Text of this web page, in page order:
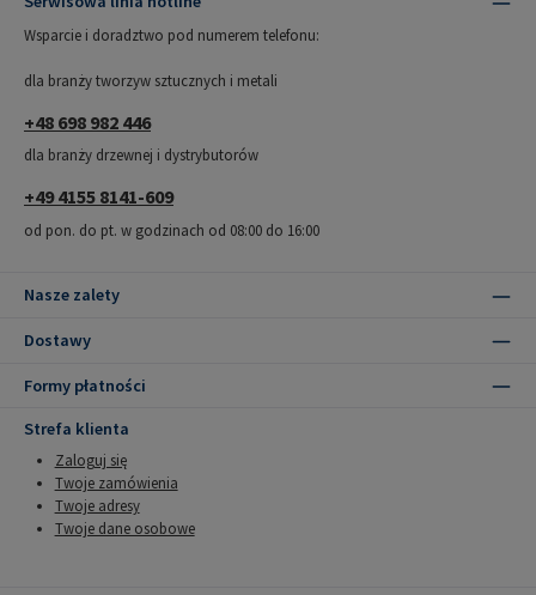
Wsparcie i doradztwo pod numerem telefonu:
dla branży tworzyw sztucznych i metali
+48 698 982 446
dla branży drzewnej i dystrybutorów
+49 4155 8141-609
od pon. do pt. w godzinach od 08:00 do 16:00
Nasze zalety
Dostawy
Formy płatności
Strefa klienta
Zaloguj się
Twoje zamówienia
Twoje adresy
Twoje dane osobowe